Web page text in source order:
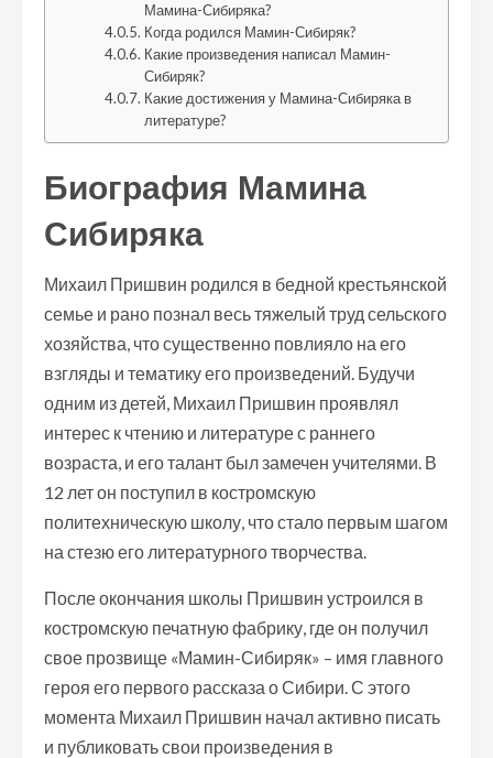
Мамина-Сибиряка?
Когда родился Мамин-Сибиряк?
Какие произведения написал Мамин-
Сибиряк?
Какие достижения у Мамина-Сибиряка в
литературе?
Биография Мамина
Сибиряка
Михаил Пришвин родился в бедной крестьянской
семье и рано познал весь тяжелый труд сельского
хозяйства, что существенно повлияло на его
взгляды и тематику его произведений. Будучи
одним из детей, Михаил Пришвин проявлял
интерес к чтению и литературе с раннего
возраста, и его талант был замечен учителями. В
12 лет он поступил в костромскую
политехническую школу, что стало первым шагом
на стезю его литературного творчества.
После окончания школы Пришвин устроился в
костромскую печатную фабрику, где он получил
свое прозвище «Мамин-Сибиряк» – имя главного
героя его первого рассказа о Сибири. С этого
момента Михаил Пришвин начал активно писать
и публиковать свои произведения в